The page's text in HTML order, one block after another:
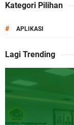
Kategori Pilihan
# APLIKASI
Lagi Trending